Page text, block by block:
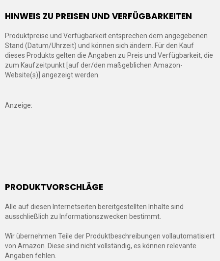
HINWEIS ZU PREISEN UND VERFÜGBARKEITEN
Produktpreise und Verfügbarkeit entsprechen dem angegebenen
Stand (Datum/Uhrzeit) und können sich ändern. Für den Kauf
dieses Produkts gelten die Angaben zu Preis und Verfügbarkeit, die
zum Kaufzeitpunkt [auf der/den maßgeblichen Amazon-
Website(s)] angezeigt werden.
Anzeige:
PRODUKTVORSCHLÄGE
Alle auf diesen Internetseiten bereitgestellten Inhalte sind
ausschließlich zu Informationszwecken bestimmt.
Wir übernehmen Teile der Produktbeschreibungen vollautomatisiert
von Amazon. Diese sind nicht vollständig, es können relevante
Angaben fehlen.